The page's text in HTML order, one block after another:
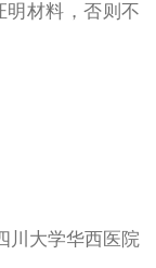
明材料，否则不
川大学华西医院